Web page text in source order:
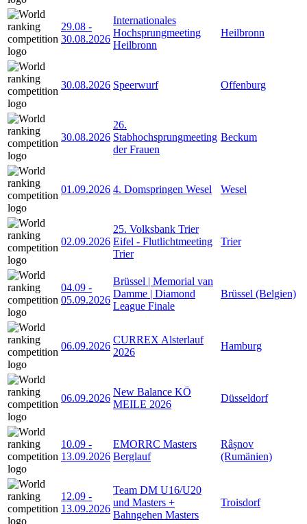
29.08 -
30.08.2026
Internationales
Hochsprungmeeting
Heilbronn
Heilbronn
30.08.2026 Speerwurf Offenburg
30.08.2026
26.
Stabhochsprungmeeting
der Frauen
Beckum
01.09.2026 4. Domspringen Wesel Wesel
02.09.2026
25. Volksbank Trier
Eifel - Flutlichtmeeting
Trier
Trier
04.09 -
05.09.2026
Brüssel | Memorial van
Damme | Diamond
League Finale
Brüssel (Belgien)
06.09.2026
CURREX Alsterlauf
2026
Hamburg
06.09.2026
New Balance KÖ
MEILE 2026
Düsseldorf
10.09 -
13.09.2026
EMORRC Masters
Berglauf
Râșnov
(Rumänien)
12.09 -
13.09.2026
Team DM U16/U20
und Masters +
Bahngehen Masters
Troisdorf